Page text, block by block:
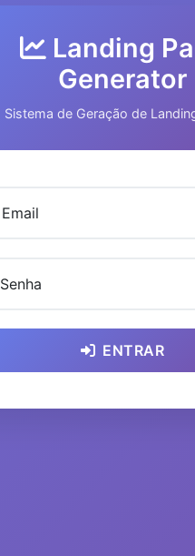
Landing
Generator
Sistema de Geração de
Email
Senha
ENTRAR